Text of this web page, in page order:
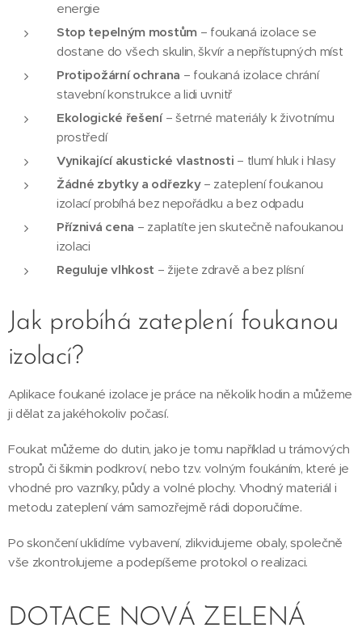
energie
Stop tepelným mostům– foukaná izolace se
dostane do všech skulin, škvír a nepřístupných míst
Protipožární ochrana – foukaná izolace chrání
stavební konstrukce a lidi uvnitř
Ekologické řešení– šetrné materiály k životnímu
prostředí
Vynikající akustické vlastnosti – tlumí hluk i hlasy
Žádné zbytky a odřezky– zateplení foukanou
izolací probíhá bez nepořádku a bez odpadu
Příznivá cena – zaplatíte jen skutečně nafoukanou
izolaci
Reguluje vlhkost – žijete zdravě a bez plísní
Jak probíhá zateplení foukanou
izolací?
Aplikace foukané izolace je práce na několik hodin a můžeme
ji dělat za jakéhokoliv počasí.
Foukat můžeme do dutin, jako je tomu například u trámových
stropů či šikmin podkroví, nebo tzv. volným foukáním, které je
vhodné pro vazníky, půdy a volné plochy. Vhodný materiál i
metodu zateplení vám samozřejmě rádi doporučíme.
Po skončení uklidíme vybavení, zlikvidujeme obaly, společně
vše zkontrolujeme a podepíšeme protokol o realizaci.
DOTACE NOVÁ ZELENÁ